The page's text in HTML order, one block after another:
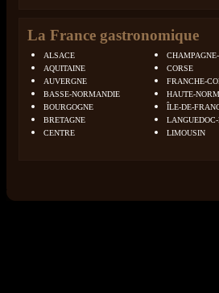
La France gastronomique
ALSACE
AQUITAINE
AUVERGNE
BASSE-NORMANDIE
BOURGOGNE
BRETAGNE
CENTRE
CORSE
FRANCHE-
HAUTE-
ÎLE-DE-
LIMOUSIN